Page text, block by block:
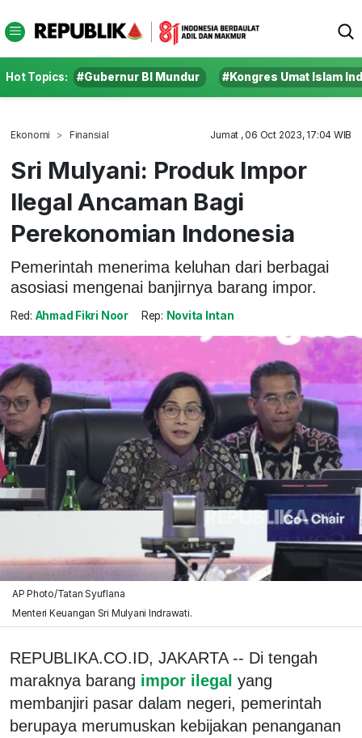
Hot Topics: #Gubernur BI Mundur #Kongres Umat Islam
Ekonomi Finansial Jumat , 06 Oct 2023, 17:04 WIB
Sri Mulyani: Produk Impor
Ilegal Ancaman Bagi
Perekonomian Indonesia
Pemerintah menerima keluhan dari berbagai
asosiasi mengenai banjirnya barang impor.
Red: Ahmad Fikri Noor Rep: Novita Intan
AP Photo/Tatan Syuflana
Menteri Keuangan Sri Mulyani Indrawati.
REPUBLIKA.CO.ID, JAKARTA -- Di tengah
maraknya barang impor ilegal yang
membanjiri pasar dalam negeri, pemerintah
berupaya merumuskan kebijakan penanganan